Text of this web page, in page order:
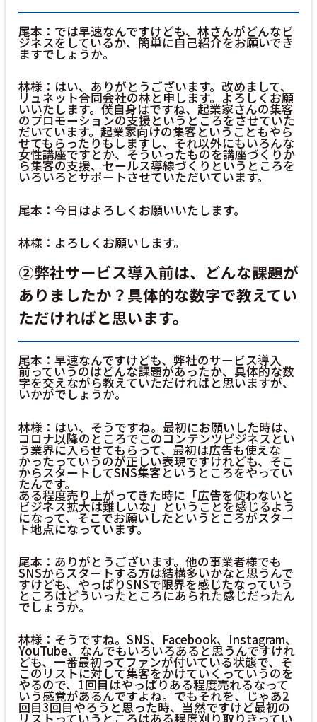
尾本：では早速なんですけども、林さんがどんなビ
ジネスをしているか、簡単に自己紹介をお願いでき
ますでしょうか。
林様：はい、ありがとうございます。改めまして、
リュネット合同会社の林と申します。よろしくお願
いいたします。僕自身はですね、起業家さんの集客
のプロモーションの支援というところをさせていた
だいています。起業家向けの集客ということもやら
せてもらったりもしますし、それ以外にもいろんな
女性講座ですとか、そういったものを講座づくりか
ら集客の支援、セールス導線づくりというところを
いろいろとサポートさせていただいています。
尾本：今日はよろしくお願いいたします。
林様：よろしくお願いします。
②弊社サービス導入前は、どんな課題が
ありましたか？具体的な数字で教えてい
ただければと思います。
尾本：早速なんですけども、弊社のサービス導入
前っていうのはどんな課題があったか、具体的な数
字を交えながら教えていただければと思いますが、
いかがでしょうか。
林様：はい、そうですね。最初にお願いした時は、
コロナ以降のところでこのコンテンツビジネスとい
う業界に入らせてもらって、最初は広告も使えな
かったっていうのが正しい表現ですけれども、そこ
からスタートしてSNS集客というところをやってい
たんです。
ある程度売り上がってきた時に「広告を使わないと
ビジネス拡大は難しいな」ということを感じるよう
になって、そこでお願いしたというところがスター
ト地点になっています。
尾本：ありがとうございます。他の事業者様でも
SNSからスタートする方は結構多いかなと思うんで
すけども、やっぱりSNSで限界を感じたなっていう
ところはどういったところにあられた感じだったん
でしょうか。
林様：そうですね。SNS、Facebook、Instagram、
YouTube、なんでもいろいろあると思うんですけれ
ども、一番最初ってファンが付いている状態で、そ
このリストに対して集客をかけていくっていうのを
やるので、1回目はやっぱりある程度売れるなって
いう感覚があるんですよね。でもそれを、じゃあ2
回目3回目やろうと思った時、当然ですけど最初の
リストっていうところはある程度刈り取りきってい